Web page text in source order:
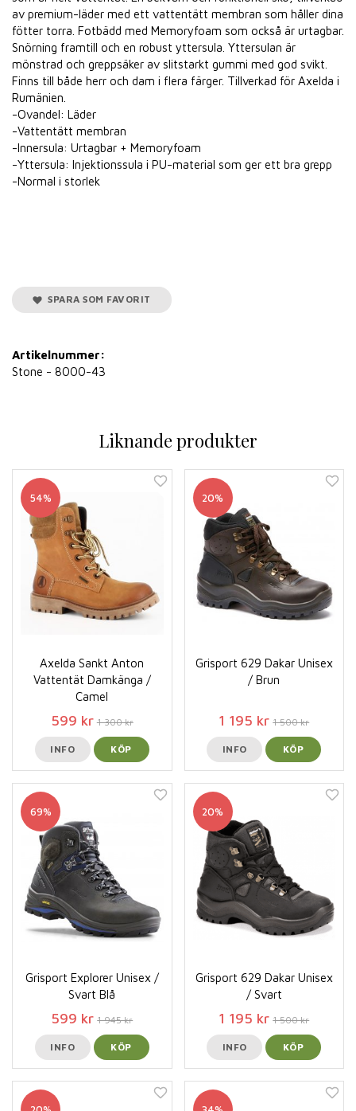
av premium-läder med ett vattentätt membran som håller dina
fötter torra. Fotbädd med Memoryfoam som också är urtagbar.
Snörning framtill och en robust yttersula. Yttersulan är
mönstrad och greppsäker av slitstarkt gummi med god svikt.
Finns till både herr och dam i flera färger. Tillverkad för Axelda i
Rumänien.
-Ovandel: Läder
-Vattentätt membran
-Innersula: Urtagbar + Memoryfoam
-Yttersula: Injektionssula i PU-material som ger ett bra grepp
-Normal i storlek
SPARA SOM FAVORIT
Artikelnummer:
Stone - 8000-43
Liknande produkter
54%
Axelda Sankt Anton
Vattentät Damkänga /
Camel
599 kr 1 300 kr
INFO KÖP
20%
Grisport 629 Dakar Unisex
/ Brun
1 195 kr 1 500 kr
INFO KÖP
69%
Grisport Explorer Unisex /
Svart Blå
599 kr 1 945 kr
INFO KÖP
20%
Grisport 629 Dakar Unisex
/ Svart
1 195 kr 1 500 kr
INFO KÖP